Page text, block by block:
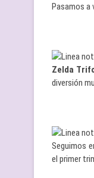
Pasamos a
Zelda
diversión
Seguimos
el primer